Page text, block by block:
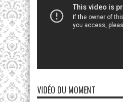
VIDÉO DU MOMENT